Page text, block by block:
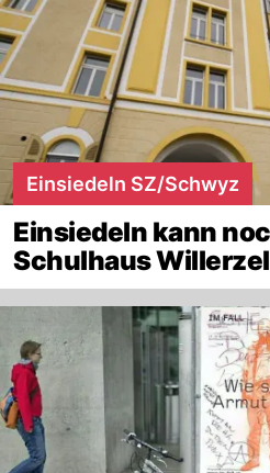
Einsiedeln SZ/Schwyz
Einsiedeln kann
Schulhaus